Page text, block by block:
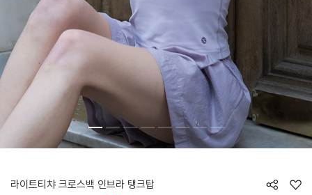
라이트티챠 크로스백 인브라 탱크탑